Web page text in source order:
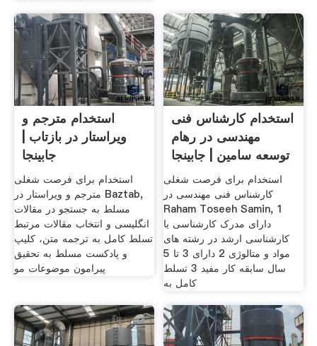
استخدام مترجم و
ویراستار در بازتاب |
جابینجا
استخدام برای فرصت شغلی
مترجم و ویراستار در Baztab,
مسلط به جستجو در مقالات
انگلیسی و انتخاب مقالات مرتبط
تسلط کامل به ترجمه متن، کلیپ
و پادکست مسلط به تحقیق
پیرامون موضوعات مو
استخدام کارشناس فنی
مهندسی در رهام
توسعه سامین | جابینجا
استخدام برای فرصت شغلی
کارشناس فنی مهندسی در
Raham Toseeh Samin, 1
دارای مدرک کارشناسی یا
کارشناسی ارشد در رشته های
مواد و متالوژی 2 دارای 3 تا 5
سال سابقه کار مفید 3 تسلط
کامل به